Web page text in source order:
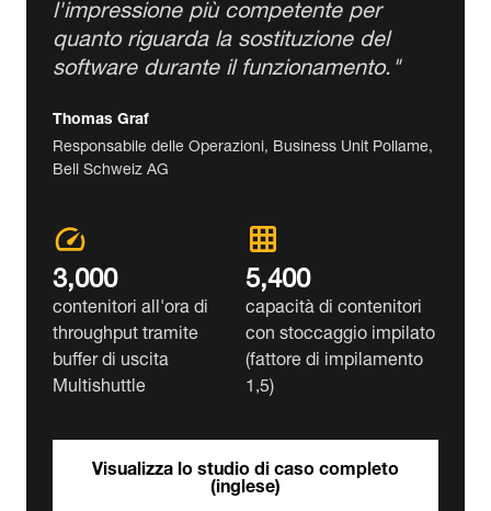
3,000
contenitori all'ora di
throughput tramite
buffer di uscita
Multishuttle
5,400
capacità di contenitori
con stoccaggio impilato
1,5)
Visualizza lo studio di caso completo
(inglese)